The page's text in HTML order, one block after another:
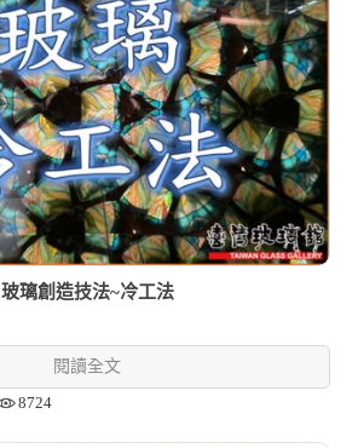
玻璃創造技法~冷工法
閱讀全文
8724